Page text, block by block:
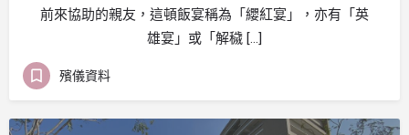
前來協助的親友，這頓飯宴稱為「纓紅宴」，亦有「英
雄宴」或「解穢 […]
殯儀資料